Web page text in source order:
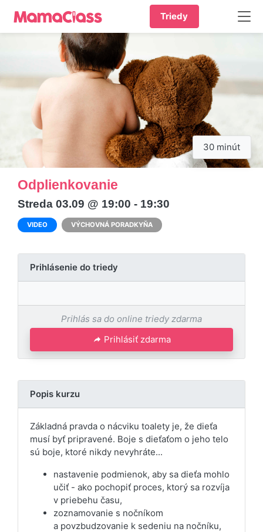
Triedy
30 minút
Odplienkovanie
Streda 03.09 @ 19:00 - 19:30
VIDEO VÝCHOVNÁ PORADKYŇA
Prihlásenie do triedy
Prihlás sa do online triedy zdarma
Prihlásiť zdarma
Popis kurzu
Základná pravda o nácviku toalety je, že dieťa
musí byť pripravené. Boje s dieťaťom o jeho telo
sú boje, ktoré nikdy nevyhráte...
nastavenie podmienok, aby sa dieťa mohlo
učiť - ako pochopiť proces, ktorý sa rozvíja
v priebehu času,
zoznamovanie s nočníkom
a povzbudzovanie k sedeniu na nočníku,